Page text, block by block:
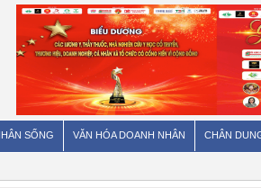
SỐNG VĂN HÓA DOANH NHÂN CHÂN